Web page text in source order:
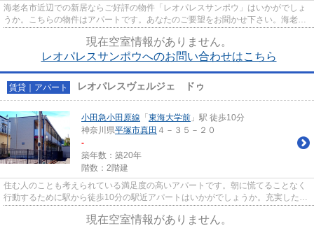
海老名市近辺での新居ならご好評の物件「レオパレスサンポウ」はいかがでしょ
うか。こちらの物件はアパートです。あなたのご要望をお聞かせ下さい。海老名
市にある海老名周辺の物件探...
現在空室情報がありません。
レオパレスサンポウへのお問い合わせはこちら
賃貸｜アパート レオパレスヴェルジェ ドゥ
小田急小田原線 「東海大学前 」駅 徒歩10分
神奈川県平塚市真田 ４－３５－２０
-
築年数：築20年
階数：2階建
住む人のことも考えられている満足度の高いアパートです。朝に慌てることなく
行動するために駅から徒歩10分の駅近アパートはいかがでしょうか。充実した毎
日を送る為の第一歩がお部屋...
現在空室情報がありません。